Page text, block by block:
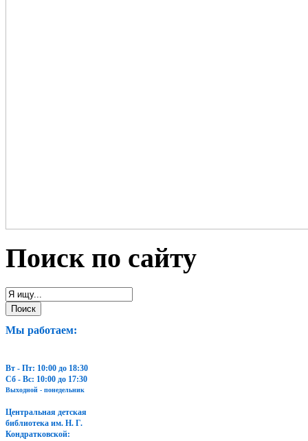
Поиск по сайту
Мы работаем:
Вт - Пт: 10:00 до 18:30
Сб - Вс: 10:00 до 17:30
Выходной - понедельник
Центральная детская
библиотека им. Н. Г.
Кондратковской: